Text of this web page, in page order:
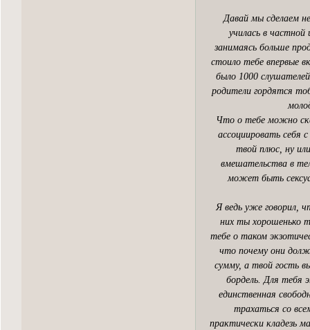
Давай мы сделаем
училась в
занимаясь больше
стоило тебе впервые
было 1000
родители гордятся
Что о тебе можно
ассоциировать себя
твой плюс, ну
вмешательства в
может быть
Я ведь уже говорил,
них ты хорошенько
тебе о таком
что почему они
сумму, а твой гость
бордель. Для
единственная
трахаться со
практически кладезь